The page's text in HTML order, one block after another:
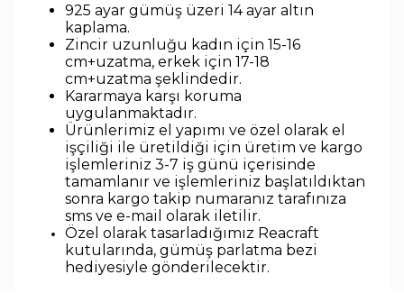
925 ayar gümüş üzeri 14 ayar altın
kaplama.
Zincir uzunluğu kadın için 15-16
cm+uzatma, erkek için 17-18
cm+uzatma şeklindedir.
Kararmaya karşı koruma
uygulanmaktadır.
Ürünlerimiz el yapımı ve özel olarak el
işçiliği ile üretildiği için üretim ve kargo
işlemleriniz 3-7 iş günü içerisinde
tamamlanır ve işlemleriniz başlatıldıktan
sonra kargo takip numaranız tarafınıza
sms ve e-mail olarak iletilir.
Özel olarak tasarladığımız Reacraft
kutularında, gümüş parlatma bezi
hediyesiyle gönderilecektir.